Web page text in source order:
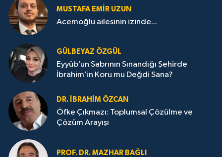
MUSTAFA EMIR UZUN
Acemoğlu ailesinin izinde...
GÜLBEYAZ ÖZGÜL
Eyyûb’un Sabrının Sınandığı Şehirde
İbrahim’in Koru mu Değdi Sana?
DR. İBRAHIM ÖZCAN
Öfke Çıkmazı: Toplumsal Çözülme ve
Çözüm Arayışı
PROF. DR. MAZHAR BAĞLI